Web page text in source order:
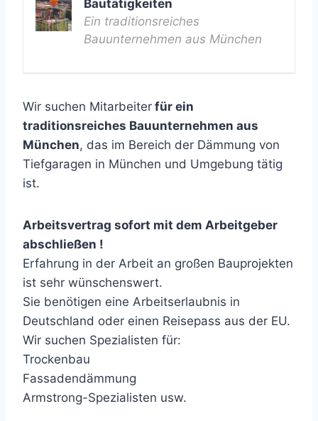
Bautätigkeiten
Ein traditionsreiches
Bauunternehmen aus München
Wir suchen Mitarbeiter für ein
traditionsreiches Bauunternehmen aus
München, das im Bereich der Dämmung von
Tiefgaragen in München und Umgebung tätig
ist.
Arbeitsvertrag sofort mit dem Arbeitgeber
abschließen !
Erfahrung in der Arbeit an großen Bauprojekten
ist sehr wünschenswert.
Sie benötigen eine Arbeitserlaubnis in
Deutschland oder einen Reisepass aus der EU.
Wir suchen Spezialisten für:
Trockenbau
Fassadendämmung
Armstrong-Spezialisten usw.